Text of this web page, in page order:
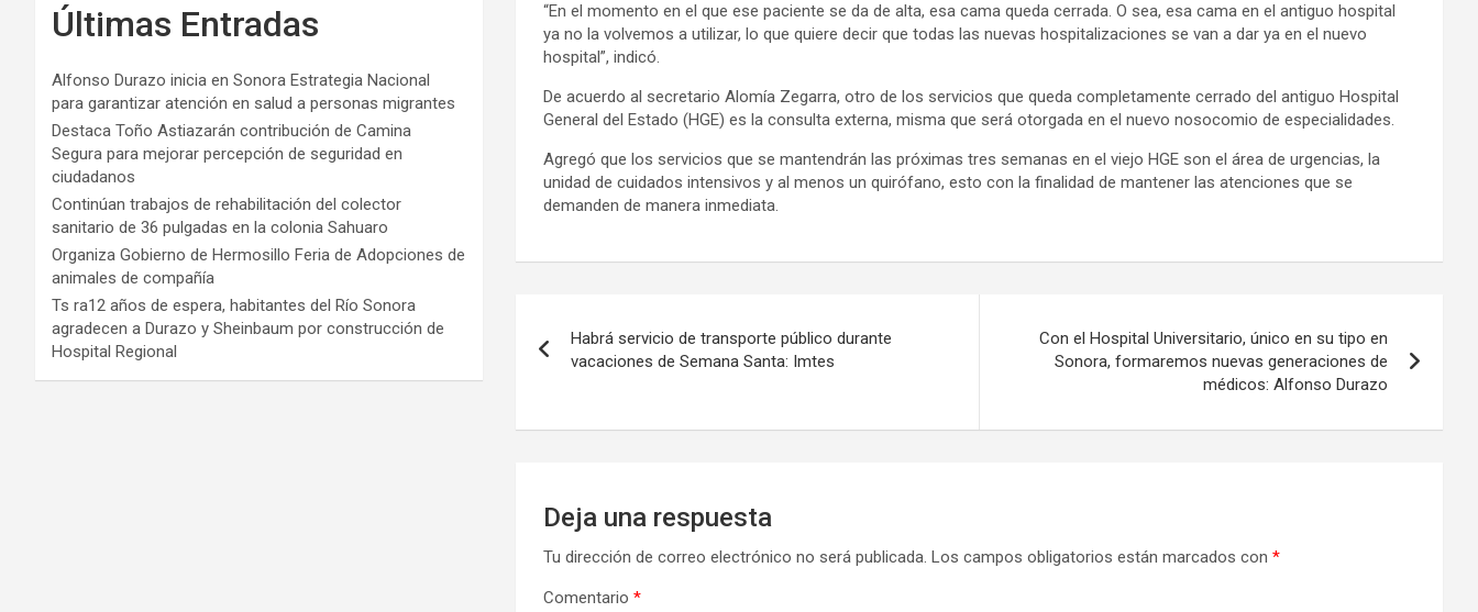
“En el momento en el que ese paciente se da de alta, esa cama queda cerrada. O sea, esa cama en el antiguo hospital
ya no la volvemos a utilizar, lo que quiere decir que todas las nuevas hospitalizaciones se van a dar ya en el nuevo
hospital”, indicó.
De acuerdo al secretario Alomía Zegarra, otro de los servicios que queda completamente cerrado del antiguo Hospital
General del Estado (HGE) es la consulta externa, misma que será otorgada en el nuevo nosocomio de especialidades.
Agregó que los servicios que se mantendrán las próximas tres semanas en el viejo HGE son el área de urgencias, la
unidad de cuidados intensivos y al menos un quirófano, esto con la finalidad de mantener las atenciones que se
demanden de manera inmediata.
de
Habrá servicio de transporte público durante
vacaciones de Semana Santa: Imtes
Con el Hospital Universitario, único en su tipo en
Sonora, formaremos nuevas generaciones de
médicos: Alfonso Durazo
Deja una respuesta
Tu dirección de correo electrónico no será publicada. Los campos obligatorios están marcados con *
Comentario *
Últimas Entradas
Alfonso Durazo inicia en Sonora Estrategia Nacional
para garantizar atención en salud a personas migrantes
Destaca Toño Astiazarán contribución de Camina
Segura para mejorar percepción de seguridad en
ciudadanos
Continúan trabajos de rehabilitación del colector
sanitario de 36 pulgadas en la colonia Sahuaro
Organiza Gobierno de Hermosillo Feria de Adopciones de
animales de compañía
Ts ra12 años de espera, habitantes del Río Sonora
agradecen a Durazo y Sheinbaum por construcción de
Hospital Regional